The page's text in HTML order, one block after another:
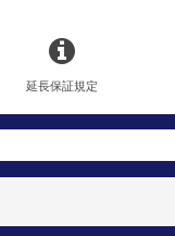
延長保証規定